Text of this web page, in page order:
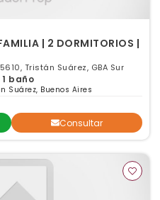
| 2 DORMITORIOS |
Tristán Suárez, GBA Sur
baño
Suárez, Buenos Aires
Consultar